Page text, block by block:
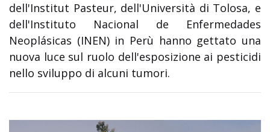
dell'Institut Pasteur, dell'Università di Tolosa, e
dell'Instituto Nacional de Enfermedades
Neoplásicas (INEN) in Perù hanno gettato una
nuova luce sul ruolo dell'esposizione ai pesticidi
nello sviluppo di alcuni tumori.